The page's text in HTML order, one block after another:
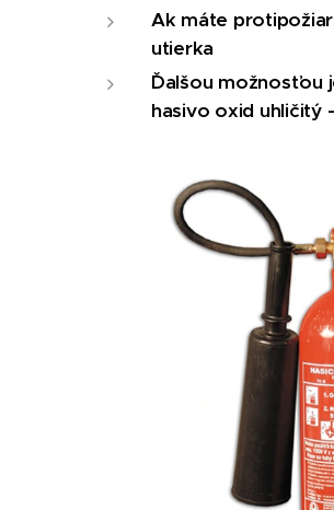
Ak máte
utierka
Ďalšou možnosťou
hasivo oxid uhličitý